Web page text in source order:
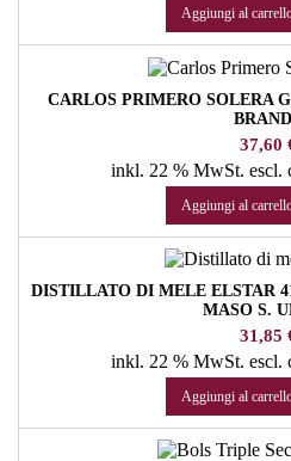
Aggiungi al
CARLOS PRIMERO SOLERA
Prezzo
37,60
inkl. 22 % MwSt. escl.
Aggiungi al
DISTILLATO DI MELE ELSTAR
MASO S.
Prezzo
31,85
inkl. 22 % MwSt. escl.
Aggiungi al